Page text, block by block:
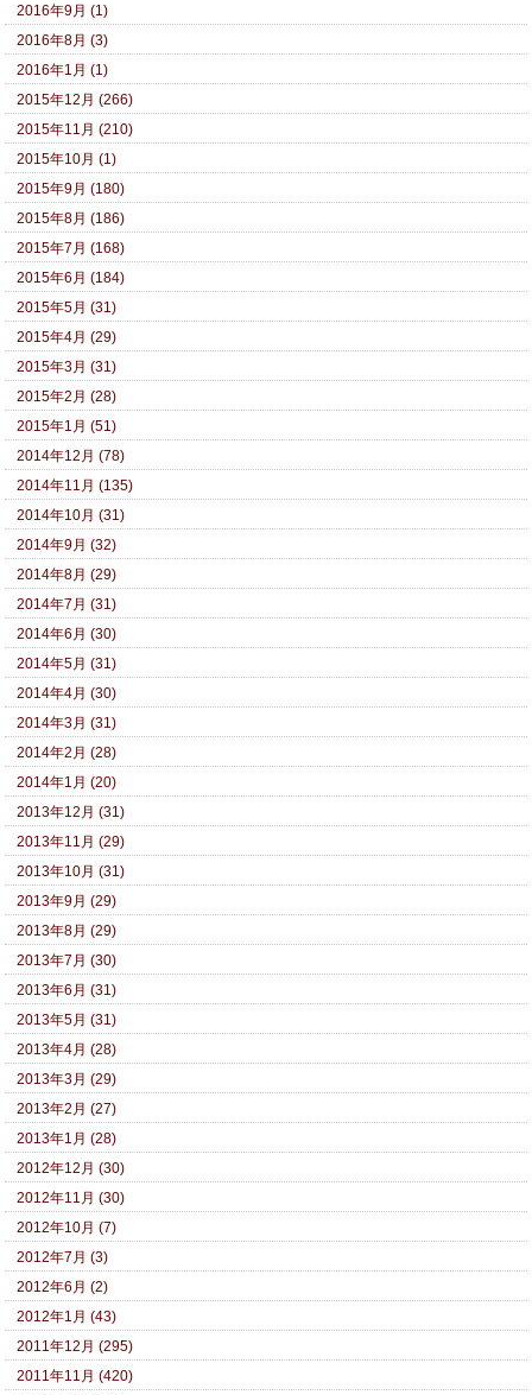
2016年9月 (1)
2016年8月 (3)
2016年1月 (1)
2015年12月 (266)
2015年11月 (210)
2015年10月 (1)
2015年9月 (180)
2015年8月 (186)
2015年7月 (168)
2015年6月 (184)
2015年5月 (31)
2015年4月 (29)
2015年3月 (31)
2015年2月 (28)
2015年1月 (51)
2014年12月 (78)
2014年11月 (135)
2014年10月 (31)
2014年9月 (32)
2014年8月 (29)
2014年7月 (31)
2014年6月 (30)
2014年5月 (31)
2014年4月 (30)
2014年3月 (31)
2014年2月 (28)
2014年1月 (20)
2013年12月 (31)
2013年11月 (29)
2013年10月 (31)
2013年9月 (29)
2013年8月 (29)
2013年7月 (30)
2013年6月 (31)
2013年5月 (31)
2013年4月 (28)
2013年3月 (29)
2013年2月 (27)
2013年1月 (28)
2012年12月 (30)
2012年11月 (30)
2012年10月 (7)
2012年7月 (3)
2012年6月 (2)
2012年1月 (43)
2011年12月 (295)
2011年11月 (420)